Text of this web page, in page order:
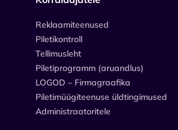
Reklaamiteenused
Piletikontroll
Tellimusleht
Piletiprogramm (aruandlus)
LOGOD – Firmagraafika
Piletimüügiteenuse üldtingimused
Administraatoritele